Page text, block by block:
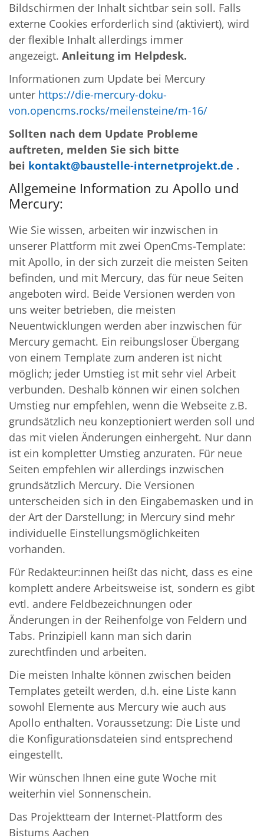
Bildschirmen der Inhalt sichtbar sein soll. Falls
externe Cookies erforderlich sind (aktiviert), wird
der flexible Inhalt allerdings immer
angezeigt. Anleitung im Helpdesk.
Informationen zum Update bei Mercury
unter https://die-mercury-doku-
von.opencms.rocks/meilensteine/m-16/
Sollten nach dem Update Probleme
auftreten, melden Sie sich bitte
bei kontakt@baustelle-internetprojekt.de .
Allgemeine Information zu Apollo und
Mercury:
Wie Sie wissen, arbeiten wir inzwischen in
unserer Plattform mit zwei OpenCms-Template:
mit Apollo, in der sich zurzeit die meisten Seiten
befinden, und mit Mercury, das für neue Seiten
angeboten wird. Beide Versionen werden von
uns weiter betrieben, die meisten
Neuentwicklungen werden aber inzwischen für
Mercury gemacht. Ein reibungsloser Übergang
von einem Template zum anderen ist nicht
möglich; jeder Umstieg ist mit sehr viel Arbeit
verbunden. Deshalb können wir einen solchen
Umstieg nur empfehlen, wenn die Webseite z.B.
grundsätzlich neu konzeptioniert werden soll und
das mit vielen Änderungen einhergeht. Nur dann
ist ein kompletter Umstieg anzuraten. Für neue
Seiten empfehlen wir allerdings inzwischen
grundsätzlich Mercury. Die Versionen
unterscheiden sich in den Eingabemasken und in
der Art der Darstellung; in Mercury sind mehr
individuelle Einstellungsmöglichkeiten
vorhanden.
Für Redakteur:innen heißt das nicht, dass es eine
komplett andere Arbeitsweise ist, sondern es gibt
evtl. andere Feldbezeichnungen oder
Änderungen in der Reihenfolge von Feldern und
Tabs. Prinzipiell kann man sich darin
zurechtfinden und arbeiten.
Die meisten Inhalte können zwischen beiden
Templates geteilt werden, d.h. eine Liste kann
sowohl Elemente aus Mercury wie auch aus
Apollo enthalten. Voraussetzung: Die Liste und
die Konfigurationsdateien sind entsprechend
eingestellt.
Wir wünschen Ihnen eine gute Woche mit
weiterhin viel Sonnenschein.
Das Projektteam der Internet-Plattform des
Bistums Aachen